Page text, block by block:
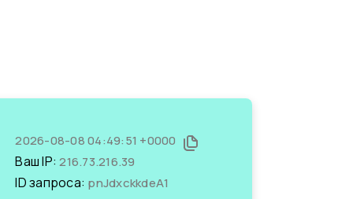
2026-08-08 04:49:51 +0000
Ваш IP:216.73.216.39
ID запроса: pnJdxckkdeA1